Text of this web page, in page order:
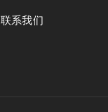
联系我们